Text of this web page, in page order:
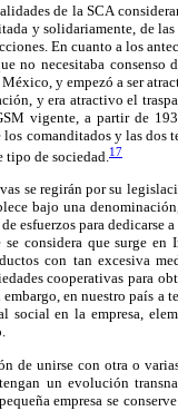
de la SCA
y solidariamente, de
En cuanto a los
no necesitaba consenso
y empezó a ser
y era atractivo el
vigente, a partir de
comanditados y las dos
tipo de sociedad.17
se regirán por su
bajo una
esfuerzos para dedicarse
considera que surge
con tan excesiva
cooperativas para
en nuestro país
en la empresa,
unirse con otra o varias
un evolución
empresa se